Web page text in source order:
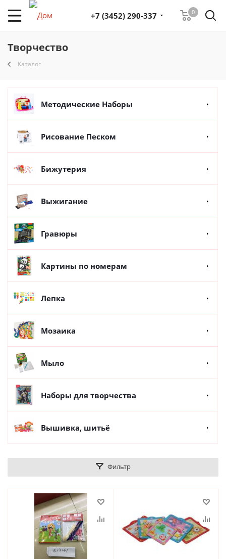
0
+7 (3452) 290-337
Творчество
Каталог
Методические Наборы
Рисование Песком
Бижутерия
Выжигание
Гравюры
Картины по номерам
Лепка
Мозаика
Мыло
Наборы для творчества
Вышивка, шитьё
Фильтр